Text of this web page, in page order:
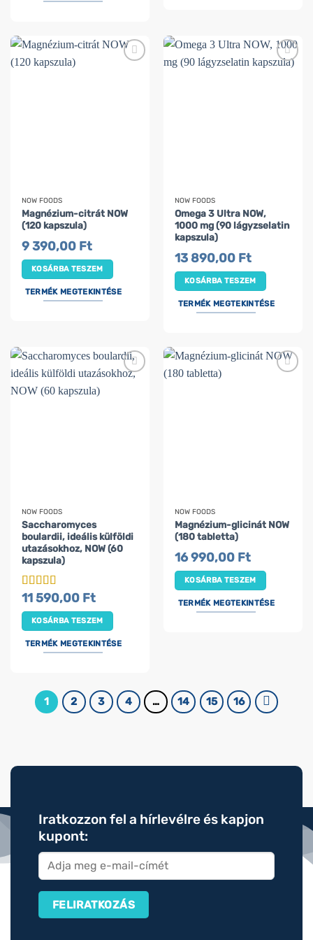
NOW FOODS
Magnézium-citrát NOW
(120 kapszula)
9 390,00 Ft
KOSÁRBA TESZEM
TERMÉK MEGTEKINTÉSE
NOW FOODS
Omega 3 Ultra NOW,
1000 mg (90 lágyzselatin
kapszula)
13 890,00 Ft
KOSÁRBA TESZEM
TERMÉK MEGTEKINTÉSE
NOW FOODS
Saccharomyces
boulardii, ideális külföldi
utazásokhoz, NOW (60
kapszula)
Értékelés:5
11 590,00 Ft
KOSÁRBA TESZEM
TERMÉK MEGTEKINTÉSE
NOW FOODS
Magnézium-glicinát NOW
(180 tabletta)
16 990,00 Ft
KOSÁRBA TESZEM
TERMÉK MEGTEKINTÉSE
1 2 3 4 … 14 15 16
Iratkozzon fel a hírlevélre és kapjon
kupont: